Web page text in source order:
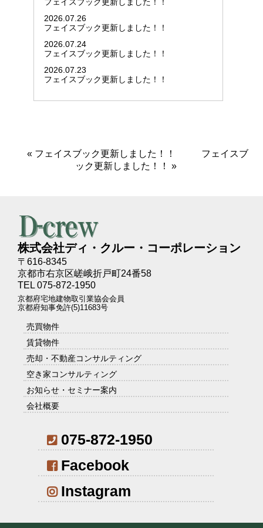
2026.07.26
フェイスブック更新しました！！
2026.07.24
フェイスブック更新しました！！
2026.07.23
フェイスブック更新しました！！
« フェイスブック更新しました！！
フェイスブ
ック更新しました！！
»
株式会社ディ・クルー・コーポレーション
〒616-8345
京都市右京区嵯峨折戸町24番58
TEL 075-872-1950
京都府宅地建物取引業協会会員
京都府知事免許(5)11683号
売買物件
賃貸物件
売却・不動産コンサルティング
空き家コンサルティング
お知らせ・セミナー案内
会社概要
075-872-1950
Facebook
Instagram